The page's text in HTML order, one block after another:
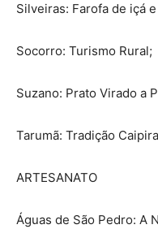
Silveiras: Farofa de içá
Socorro: Turismo Rural;
Suzano: Prato Virado a
Tarumã: Tradição
ARTESANATO
Águas de São Pedro: A